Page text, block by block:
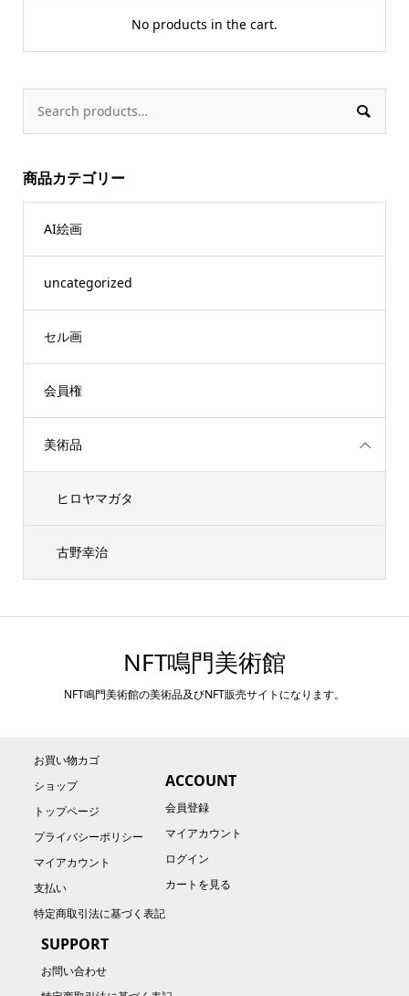
No products in the cart.

商品カテゴリー
AI絵画
uncategorized
セル画
会員権
美術品
ヒロヤマガタ
古野幸治
NFT鳴門美術館
NFT鳴門美術館の美術品及びNFT販売サイトになります。
お買い物カゴ
ショップ
トップページ
プライバシーポリシー
マイアカウント
支払い
特定商取引法に基づく表記
ACCOUNT
会員登録
マイアカウント
ログイン
カートを見る
SUPPORT
お問い合わせ